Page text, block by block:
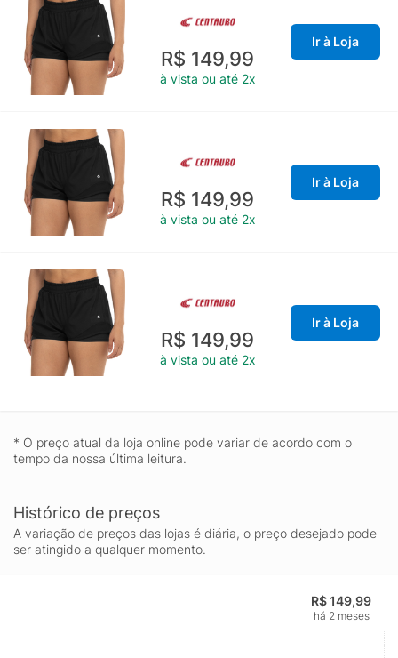
R$ 149,99
à vista ou até 2x
Ir à Loja
R$ 149,99
à vista ou até 2x
Ir à Loja
R$ 149,99
à vista ou até 2x
Ir à Loja
* O preço atual da loja online pode variar de acordo com o
tempo da nossa última leitura.
Histórico de preços
A variação de preços das lojas é diária, o preço desejado pode
ser atingido a qualquer momento.
R$ 149,99
há 2 meses